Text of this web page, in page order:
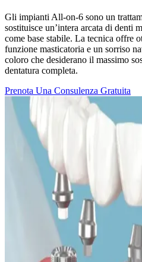
Gli impianti All-on-6 sono un
sostituisce un’intera arcata di denti
come base stabile. La tecnica offre
funzione masticatoria e un sorriso
coloro che desiderano il massimo
dentatura completa.
Prenota Una Consulenza Gratuita